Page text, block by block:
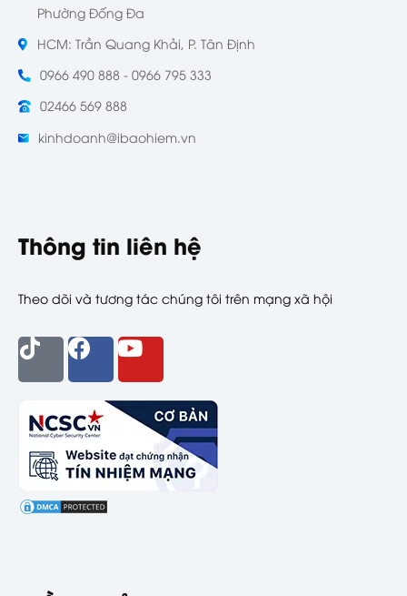
Phường Đống Đa
HCM: Trần Quang Khải, P. Tân Định
0966 490 888 - 0966 795 333
02466 569 888
kinhdoanh@ibaohiem.vn
Thông tin liên hệ
Theo dõi và tương tác chúng tôi trên mạng xã hội